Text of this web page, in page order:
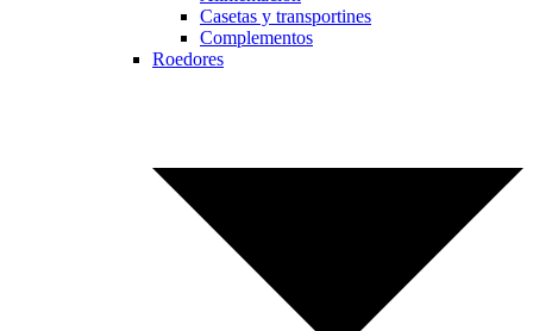
Casetas y transportines
Complementos
Roedores